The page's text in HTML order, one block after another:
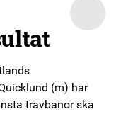
(m) har
travbanor ska